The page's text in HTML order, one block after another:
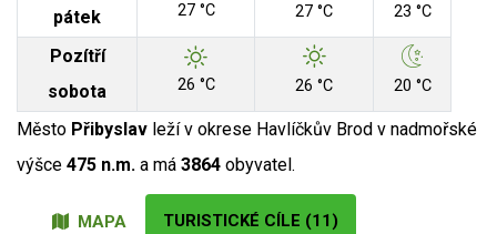
pátek
27 °C 27 °C 23 °C
Pozítří
sobota
26 °C 26 °C 20 °C
Město Přibyslav leží v okrese Havlíčkův Brod v nadmořské
výšce 475 n.m. a má 3864 obyvatel.
MAPA TURISTICKÉ CÍLE (11)